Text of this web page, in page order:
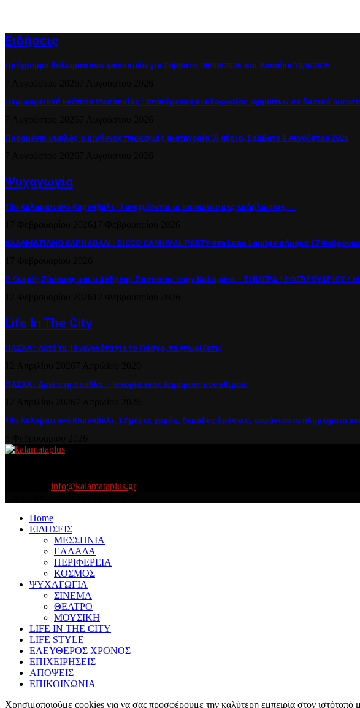
Ειδήσεις
Πρόγραμμα δολωματικών ψεκασμών για Σάββατο 08/08/2026 και Δευτέρα 10/8/2026
Περιφερειακή Ενότητα Μεσσηνίας : Απαγόρευση κυκλοφορίας οχημάτων σε δασικά
Παραμένει υψηλός ο κίνδυνος πυρκαγιάς (κατηγορία 3) αύριο, Σάββατο 8 Αυγούστου 2026
Ψυχαγωγία
13ο Καλαματιανό Καρναβάλι : Συνεχίζονται οι αποκριάτικες εκδηλώσεις ….
ΚΑΛΑΜΑΤΙΑΝΟ ΚΑΡΝΑΒΑΛΙ : DISCO CARNIVAL PARTY στο Luna Lounge σήμερα 17
Ο Θωμάς Ζάμπρας και ο Ανδρέας Πασπάτης στην Καλαμάτα – ΣΗΜΕΡΑ 12 ΦΕΒΡΟΥΑΡΙΟΥ /
Life In The City
ΠΑΣΧΑ : Αυτά τα 10 γεγονότα για το Πάσχα, τα γνωρίζετε;
ΠΑΣΧΑ : Αρνί στη σούβλα – Ιστορία ενός λαμπριάτικου εθίμου.
13ο Καλαματιανό Καρναβάλι: 17 μέρες χορός, δεκάδες δράσεις, ευφάνταστα πληρώματα
info@kalamataplus.gr
Home
ΕΙΔΗΣΕΙΣ
ΜΕΣΣΗΝΙΑ
ΕΛΛΑΔΑ
ΠΕΡΙΦΕΡΕΙΑ
ΚΟΣΜΟΣ
ΨΥΧΑΓΩΓΙΑ
ΣΙΝΕΜΑ
ΘΕΑΤΡΟ
ΜΟΥΣΙΚΗ
LIFE IN THE CITY
LIFE STYLE
ΕΛΕΥΘΕΡΟΣ ΧΡΟΝΟΣ
ΕΠΙΧΕΙΡΗΣΕΙΣ
ΑΠΟΨΕΙΣ
ΕΠΙΚΟΙΝΩΝΙΑ
Χρησιμοποιούμε cookies για να σας προσφέρουμε την καλύτερη εμπειρία στον